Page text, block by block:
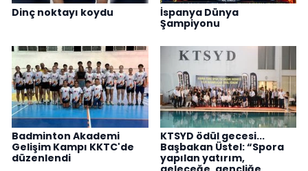
Dinç noktayı koydu
İspanya Dünya
Şampiyonu
Badminton Akademi
Gelişim Kampı KKTC'de
düzenlendi
KTSYD ödül gecesi...
Başbakan Üstel: “Spora
yapılan yatırım,